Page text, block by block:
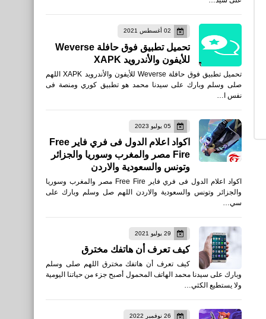
02 أغسطس 2021
تحميل تطبيق فوق حافلة Weverse
للأيفون والأندرويد XAPK
تحميل تطبيق فوق حافلة Weverse للأيفون والأندرويد XAPK اللهم
صلى وسلم وبارك على سيدنا محمد هو تطبيق كوري ومنصة فى
نفس ا…
05 يوليو 2023
اكواد اعلام الدول فى فري فاير Free
Fire مصر والمغرب وسوريا والجزائر
وتونس والسعودية والاردن
اكواد اعلام الدول فى فري فاير Free Fire مصر والمغرب وسوريا
والجزائر وتونس والسعودية والاردن اللهم صل وسلم وبارك على
سي…
29 يوليو 2021
كيف تعرف أن هاتفك مخترق
كيف تعرف أن هاتفك مخترق اللهم صلى وسلم
وبارك على سيدنا محمد الهاتف المحمول أصبح جزء من حياتنا اليومية
ولا يستطيع الكثي…
26 نوفمبر 2022
أفضل برنامج لتسجيل ببجي
موبايل وفري فاير على الأجهزة
المتوسطة
اخبار
جدول امتحانات الصف الثاني
الثانوي 2021
تحميل لعبة Knives Out No
rules للأيفون والأندرويد APK
لاعبين في مجموعة ومائة
لاعب في معركة